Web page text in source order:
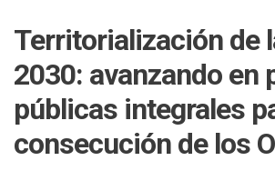
de
ayuda
a
la
navegación
Territorialización de
2030: avanzando en
públicas integrales
consecución de los